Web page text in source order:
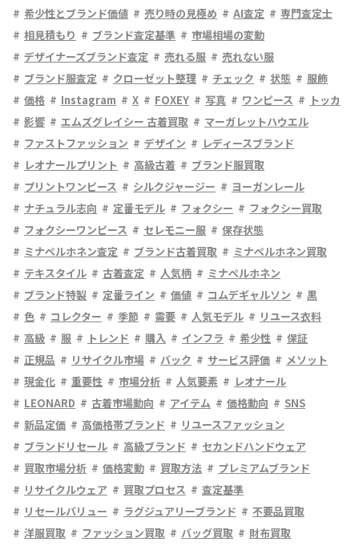
希少性とブランド価値
売り時の見極め AI査定
専門査定士
相見積もり
ブランド査定基準
市場相場の変動
デザイナーズブランド査定
売れる服
売れない服
ブランド服査定
クローゼット整理 チェック 状態
服飾
価格
Instagram X FOXEY 写真 ワンピース
トッカ
影響
エムズグレイシー 古着買取
マーガレットハウエル
ファストファッション
デザイン
レディースブランド
レオナールプリント
高級古着
ブランド服買取
プリントワンピース
シルクジャージー
ヨーガンレール
ナチュラル志向
定番モデル フォクシー
フォクシー買取
フォクシーワンピース
セレモニー服
保存状態
ミナペルホネン査定
ブランド古着買取
ミナペルホネン買取
テキスタイル
古着査定 人気柄
ミナペルホネン
ブランド特製
定番ライン 価値 コムデギャルソン
黒
色
コレクター 季節 需要 人気モデル
リユース衣料
高級
服 トレンド 購入 インフラ 希少性
保証
正規品
リサイクル市場 バック サービス評価
メソット
現金化
重要性 市場分析 人気要素
レオナール
LEONARD
古着市場動向 アイテム 価格動向
SNS
新品定価
高価格帯ブランド
リユースファッション
ブランドリセール
高級ブランド
セカンドハンドウェア
買取市場分析
価格変動 買取方法
プレミアムブランド
リサイクルウェア
買取プロセス
査定基準
リセールバリュー
ラグジュアリーブランド
不要品買取
洋服買取
ファッション買取 バッグ買取
財布買取